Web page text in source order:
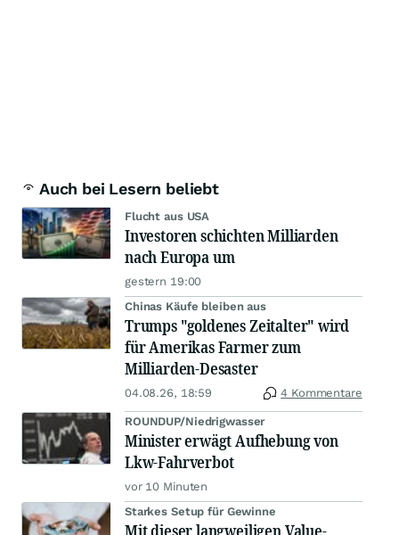
Auch bei Lesern beliebt
Flucht aus USA
Investoren schichten Milliarden
nach Europa um
gestern 19:00
Chinas Käufe bleiben aus
Trumps "goldenes Zeitalter" wird
für Amerikas Farmer zum
Milliarden-Desaster
04.08.26, 18:59 4 Kommentare
ROUNDUP/Niedrigwasser
Minister erwägt Aufhebung von
Lkw-Fahrverbot
vor 10 Minuten
Starkes Setup für Gewinne